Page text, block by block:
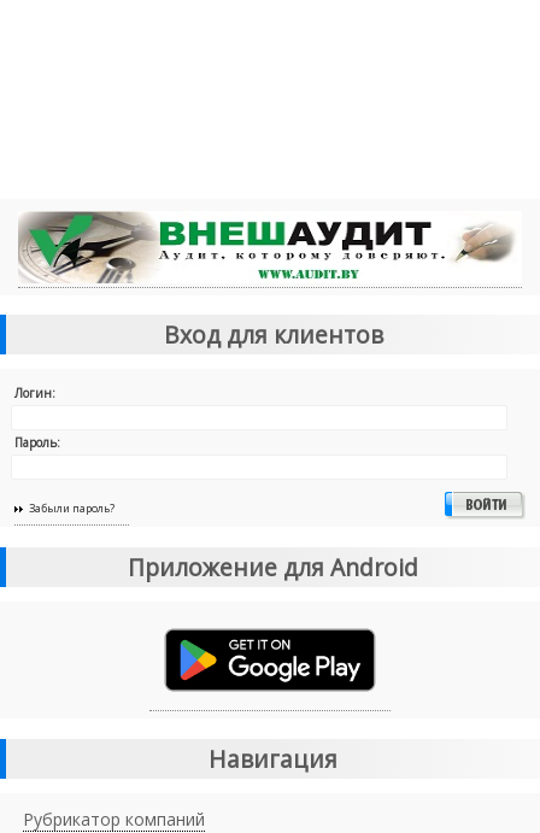
Вход для клиентов
Логин:
Пароль:
Забыли пароль?
Приложение для Android
Навигация
Рубрикатор компаний